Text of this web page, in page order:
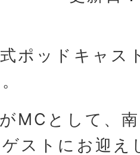
ポッドキャス
MCとして、
ストにお迎え